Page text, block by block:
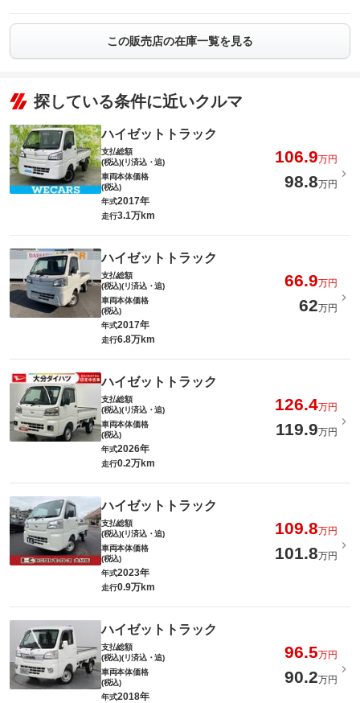
この販売店の在庫一覧を見る
探している条件に近いクルマ
ハイゼットトラック
支払総額
(税込)(リ済込・追)
106.9万円
車両本体価格
(税込)
98.8万円
年式2017年
走行3.1万km
ハイゼットトラック
支払総額
(税込)(リ済込・追)
66.9万円
車両本体価格
(税込)
62万円
年式2017年
走行6.8万km
ハイゼットトラック
支払総額
(税込)(リ済込・追)
126.4万円
車両本体価格
(税込)
119.9万円
年式2026年
走行0.2万km
ハイゼットトラック
支払総額
(税込)(リ済込・追)
109.8万円
車両本体価格
(税込)
101.8万円
年式2023年
走行0.9万km
ハイゼットトラック
支払総額
(税込)(リ済込・追)
96.5万円
車両本体価格
(税込)
90.2万円
年式2018年